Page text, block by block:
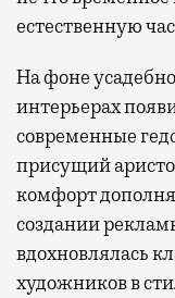
естественную
На фоне
интерьерах
современные
присущий
комфорт
создании
вдохновлялась
художников в